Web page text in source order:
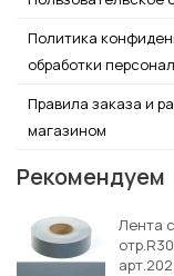
Политика
обработки
Правила заказа и
магазином
Рекомендуем
Лента